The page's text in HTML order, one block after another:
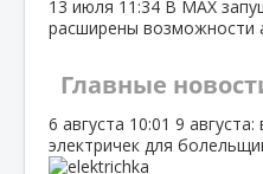
13 июля 11:34 В МАХ
расширены возможности
Главные
6 августа 10:01 9
электричек для